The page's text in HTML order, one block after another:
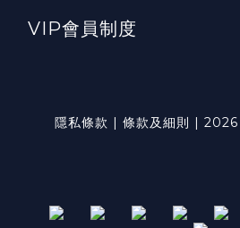
VIP會員制度
隱私條款 | 條款及細則 |